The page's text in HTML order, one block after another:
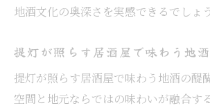
地酒文化の奥深さを実感できるでしょう
提灯が照らす居酒屋で味わう地
提灯が照らす居酒屋で味わう地酒の醍
空間と地元ならではの味わいが融合す